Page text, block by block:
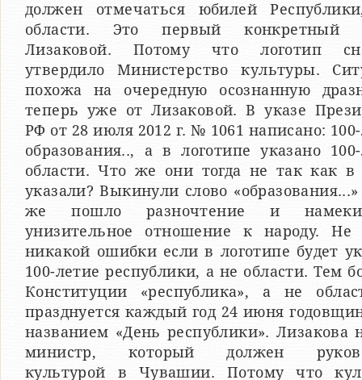
должен отмечаться юбилей
области. Это первый конкретный
Лизаковой. Потому что логотип
утвердило Министерство культуры.
похожа на очередную осознанную
теперь уже от Лизаковой. В указе
РФ от 28 июля 2012 г. № 1061 написано:
образования.., а в логотипе указано
области. Что же они тогда не так как в
указали? Выкинули слово
же пошло разночтение и
унизительное отношение к народу. Не
никакой ошибки если в логотипе будет
100-летие республики, а не области. Тем
Конституции «республика», а не
празднуется каждый год 24 июня
названием «День республики». Лизакова
министр, который должен
культурой в Чувашии. Потому что